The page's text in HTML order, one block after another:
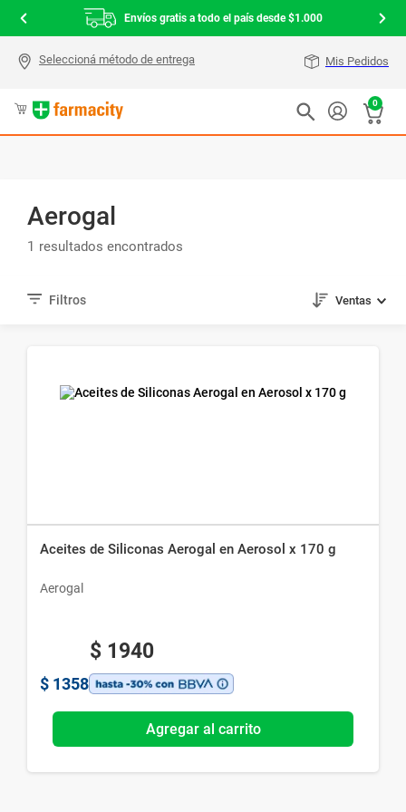
Envíos gratis a todo el país desde $1.000
Mis Pedidos
0
Aerogal
1
Ventas
Aceites de Siliconas Aerogal en Aerosol x 170 g
Aerogal
$ 1940
$ 1358
Agregar al carrito